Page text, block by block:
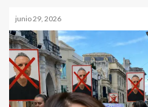
junio 29, 2026